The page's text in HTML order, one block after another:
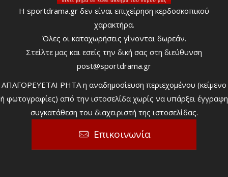
Η sportdrama.gr δεν είναι επιχείρηση κερδοσκοπικού
χαρακτήρα.
Όλες οι καταχωρήσεις γίνονται δωρεάν.
Στείλτε μας και εσείς την δική σας στη διεύθυνση
post@sportdrama.gr
ΑΠΑΓΟΡΕΥΕΤΑΙ ΡΗΤΑ η αναδημοσίευση περιεχομένου (κείμενο
ή φωτογραφίες) από την ιστοσελίδα χωρίς να υπάρξει έγγραφη
συγκατάθεση του διαχειριστή της ιστοσελίδας.
Επικοινωνία